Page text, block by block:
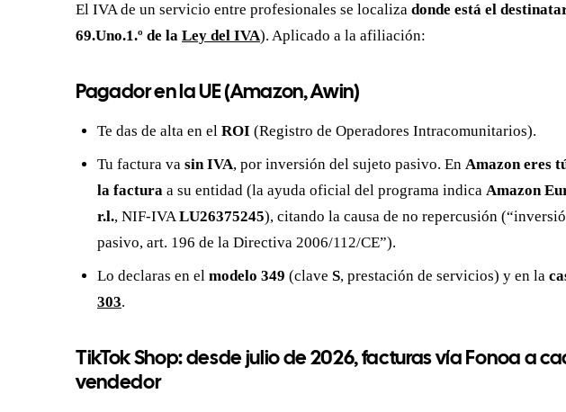
El IVA de un servicio entre profesionales se localiza donde está el
69.Uno.1.º de la Ley del IVA). Aplicado a la afiliación:
Pagador en la UE (Amazon, Awin)
Te das de alta en el ROI (Registro de Operadores Intracomunitarios).
Tu factura va sin IVA, por inversión del sujeto pasivo. En Amazon eres
la factura a su entidad (la ayuda oficial del programa indica Amazon
r.l., NIF-IVALU26375245), citando la causa de no repercusión
pasivo, art. 196 de la Directiva 2006/112/CE”).
Lo declaras en el modelo 349 (clave S, prestación de servicios) y en la
303.
TikTok Shop: desde julio de 2026, facturas vía Fonoa a
vendedor